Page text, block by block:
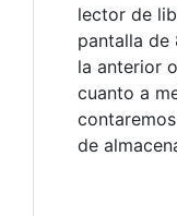
lector de
pantalla de
la anterior
cuanto a
de